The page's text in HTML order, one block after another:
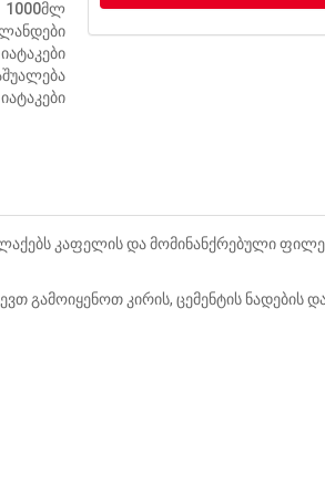
1000მლ
იატაკები
კაფელის და მომინანქრებული
გამოიყენოთ კირის, ცემენტის ნადების